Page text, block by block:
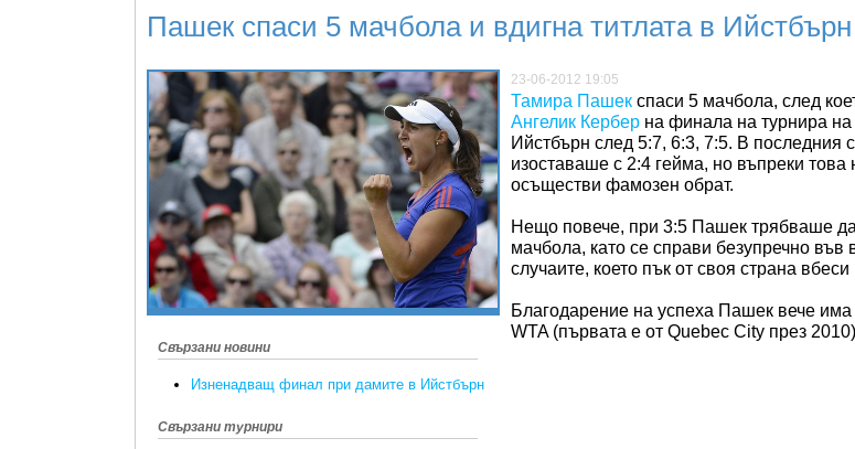
Пашек спаси 5 мачбола и вдигна титлата в Ийстбърн
Свързани новини
Изненадващ финал при дамите в Ийстбърн
Свързани турнири
23-06-2012 19:05
Тамира Пашек спаси 5 мачбола, след
Ангелик Кербер на финала на турнира на
Ийстбърн след 5:7, 6:3, 7:5. В последния
изоставаше с 2:4 гейма, но въпреки това
осъществи фамозен обрат.
Нещо повече, при 3:5 Пашек трябваше
мачбола, като се справи безупречно във
случаите, което пък от своя страна
Благодарение на успеха Пашек вече има
WTA (първата е от Quebec City през